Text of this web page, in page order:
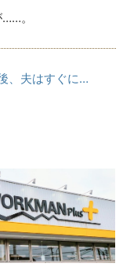
。
、夫はすぐに…